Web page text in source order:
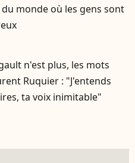
monde où les gens sont
n'est plus, les mots
Ruquier : "J'entends
ta voix inimitable"